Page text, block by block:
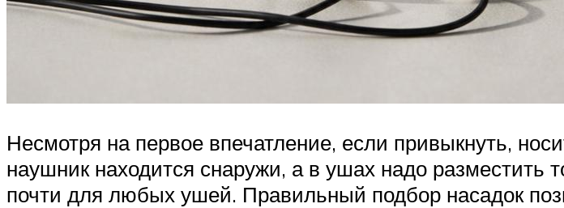
Несмотря на первое впечатление, если привыкнуть,
наушник находится снаружи, а в ушах надо разместить
почти для любых ушей. Правильный подбор насадок